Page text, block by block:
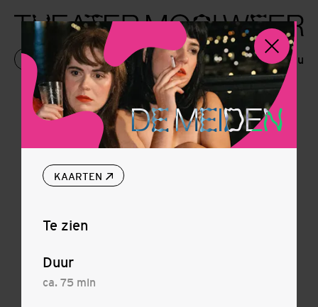
KAARTEN Menu
DEMEIDEN
KAARTEN
Te zien
Duur
ca. 75 min